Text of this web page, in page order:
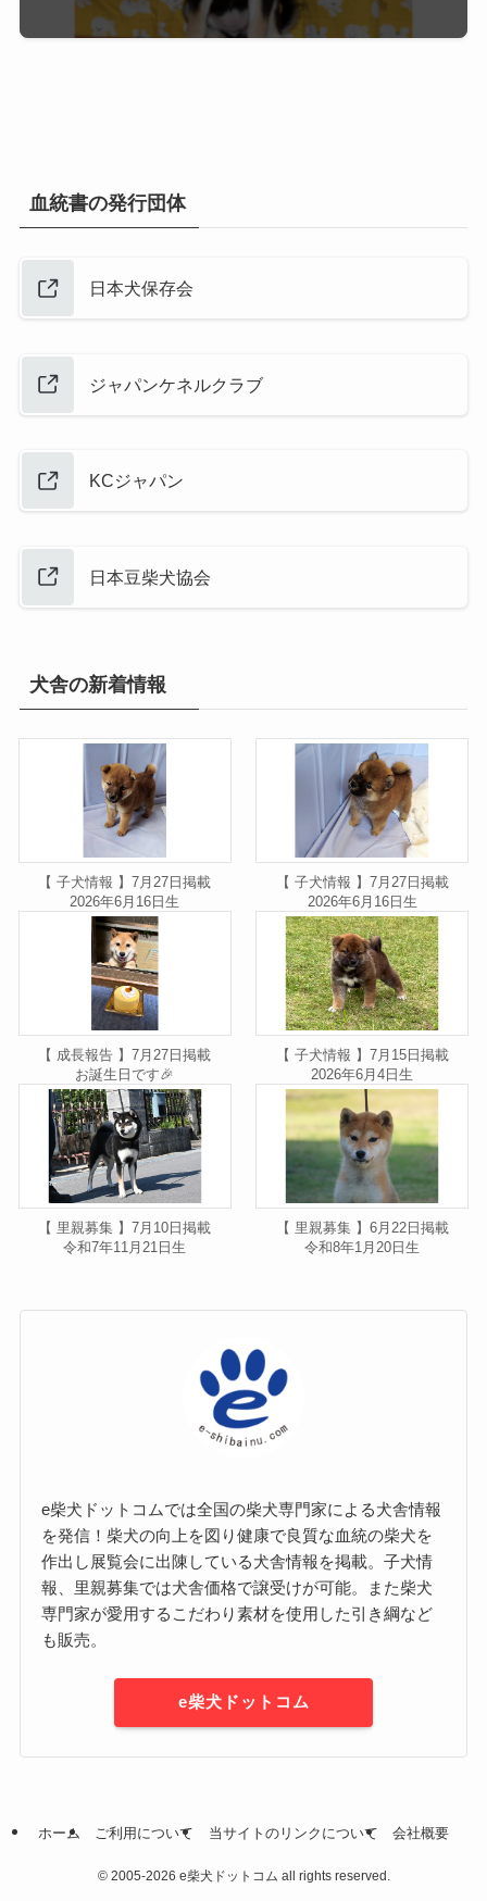
血統書の発行団体
日本犬保存会
ジャパンケネルクラブ
KCジャパン
日本豆柴犬協会
犬舎の新着情報
【 子犬情報 】7月27日掲載
2026年6月16日生
【 子犬情報 】7月27日掲載
2026年6月16日生
【 成長報告 】7月27日掲載
お誕生日です🎉
【 子犬情報 】7月15日掲載
2026年6月4日生
【 里親募集 】7月10日掲載
令和7年11月21日生
【 里親募集 】6月22日掲載
令和8年1月20日生
e柴犬ドットコムでは全国の柴犬専門家による犬舎情報
を発信！柴犬の向上を図り健康で良質な血統の柴犬を
作出し展覧会に出陳している犬舎情報を掲載。子犬情
報、里親募集では犬舎価格で譲受けが可能。また柴犬
専門家が愛用するこだわり素材を使用した引き綱など
も販売。
e柴犬ドットコム
ホーム ご利用について 当サイトのリンクについて 会社概要
©2005-2026 e柴犬ドットコム all rights reserved.